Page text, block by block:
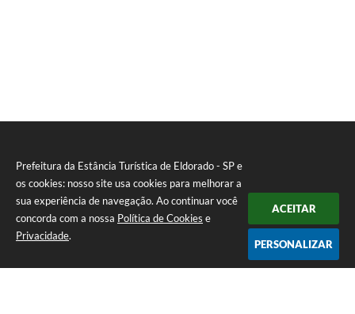
Prefeitura da Estância Turística de Eldorado - SP e
os cookies: nosso site usa cookies para melhorar a
sua experiência de navegação. Ao continuar você
concorda com a nossa Política de Cookies e
Privacidade.
ACEITAR
PERSONALIZAR